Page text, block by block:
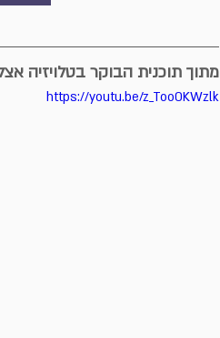
מתוך תוכנית הבוקר בטלויזיה
https://youtu.be/z_Too0KWzlk